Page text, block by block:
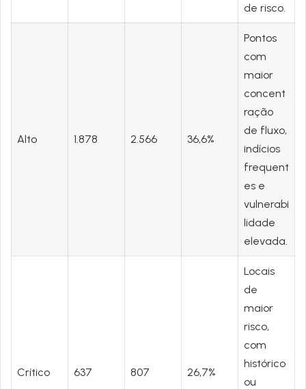
de risco.
Alto 1.878 2.566 36,6%
Pontos
com
maior
concent
ração
de fluxo,
indícios
frequent
es e
vulnerabi
lidade
elevada.
Crítico 637 807 26,7%
Locais
de
maior
risco,
com
histórico
ou